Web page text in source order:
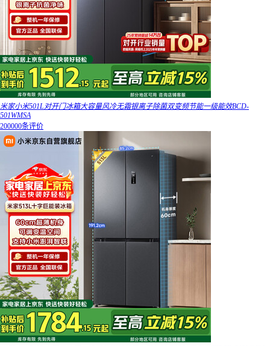
米家小米501L对开门冰箱大容量风冷无霜银离子除菌双变频节能一级能效BCD-
501WMSA
200000条评价